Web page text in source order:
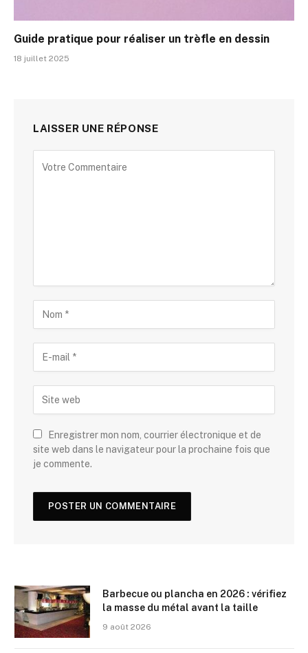
Guide pratique pour réaliser un trèfle en dessin
18 juillet 2025
LAISSER UNE RÉPONSE
Enregistrer mon nom, courrier électronique et de
site web dans le navigateur pour la prochaine fois que
je commente.
Barbecue ou plancha en 2026 : vérifiez
la masse du métal avant la taille
9 août 2026